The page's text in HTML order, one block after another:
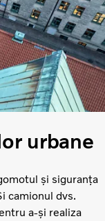
urbane
și siguranța
camionul dvs.
a-și realiza